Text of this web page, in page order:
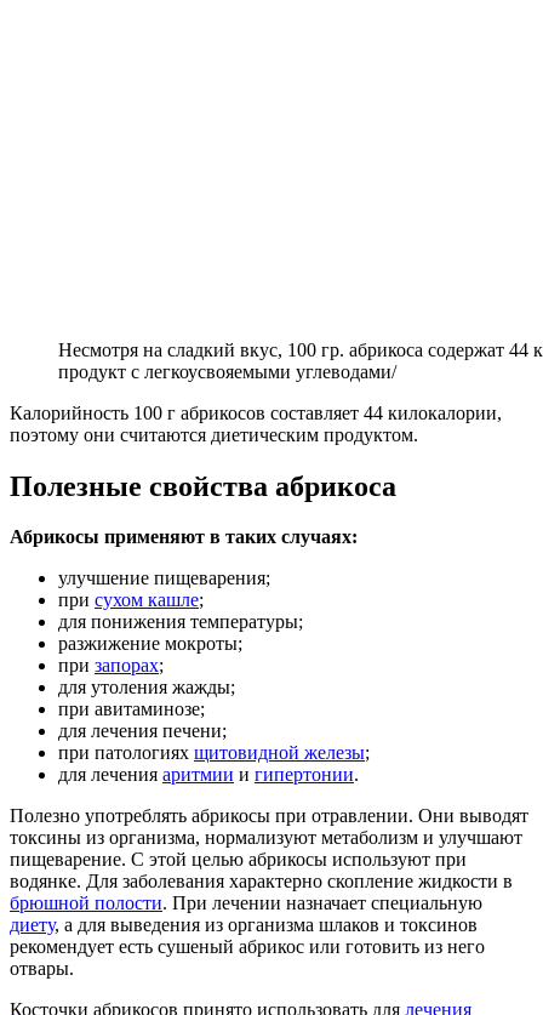
Несмотря на сладкий вкус, 100 гр. абрикоса содержат 44
продукт с легкоусвояемыми углеводами/
Калорийность 100 г абрикосов составляет 44 килокалории,
поэтому они считаются диетическим продуктом.
Полезные свойства абрикоса
Абрикосы применяют в таких случаях:
улучшение пищеварения;
при сухом кашле;
для понижения температуры;
разжижение мокроты;
при запорах;
для утоления жажды;
при авитаминозе;
для лечения печени;
при патологиях щитовидной железы;
для лечения аритмии и гипертонии.
Полезно употреблять абрикосы при отравлении. Они выводят
токсины из организма, нормализуют метаболизм и улучшают
пищеварение. С этой целью абрикосы используют при
водянке. Для заболевания характерно скопление жидкости в
брюшной полости. При лечении назначает специальную
диету, а для выведения из организма шлаков и токсинов
рекомендует есть сушеный абрикос или готовить из него
отвары.
Косточки абрикосов принято использовать для лечения